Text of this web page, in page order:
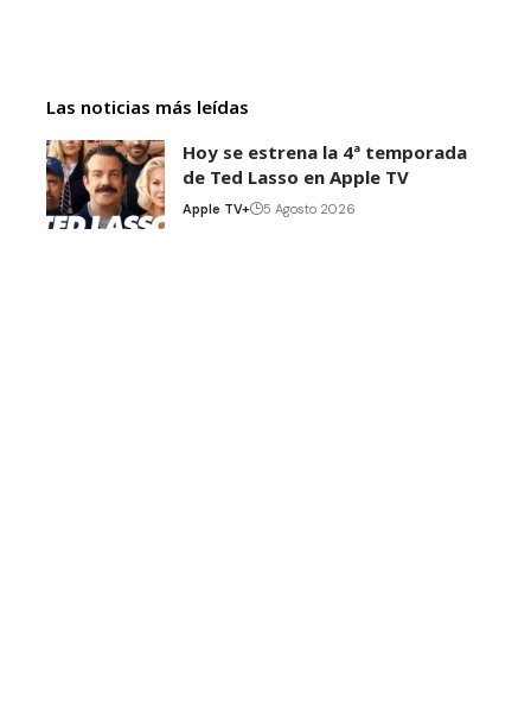
Las noticias más leídas
Hoy se estrena la 4ª temporada
de Ted Lasso en Apple TV
Apple TV+ 5 Agosto 2026